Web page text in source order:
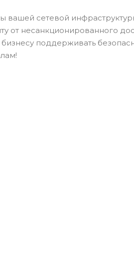
вашей сетевой
от несанкционированного
поддерживать